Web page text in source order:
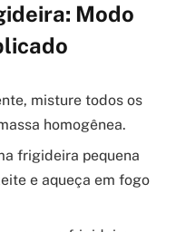
Modo
misture todos os
homogênea.
frigideira pequena
e aqueça em fogo